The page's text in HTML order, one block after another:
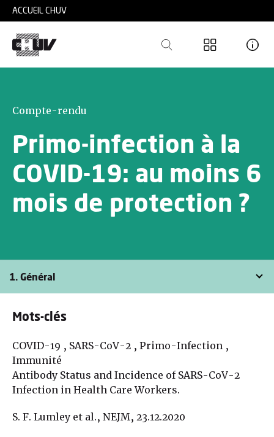
Skip to main content
ACCUEIL CHUV
Compte-rendu
Primo-infection à la
COVID-19: au moins 6
mois de protection ?
1. Général
Mots-clés
COVID-19 , SARS-CoV-2 , Primo-Infection ,
Immunité
Antibody Status and Incidence of SARS-CoV-2
Infection in Health Care Workers.
S. F. Lumley et al., NEJM, 23.12.2020